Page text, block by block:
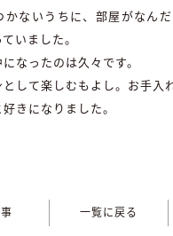
かないうちに、部屋がなん
いました。
なったのは久々です。
して楽しむもよし。お手入
きになりました。
一覧に戻る